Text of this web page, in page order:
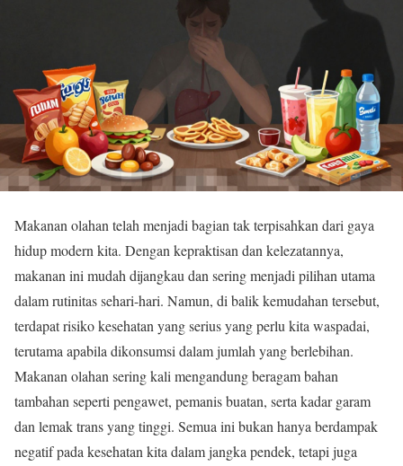
Makanan olahan telah menjadi bagian tak terpisahkan dari gaya
hidup modern kita. Dengan kepraktisan dan kelezatannya,
makanan ini mudah dijangkau dan sering menjadi pilihan utama
dalam rutinitas sehari-hari. Namun, di balik kemudahan tersebut,
terdapat risiko kesehatan yang serius yang perlu kita waspadai,
terutama apabila dikonsumsi dalam jumlah yang berlebihan.
Makanan olahan sering kali mengandung beragam bahan
tambahan seperti pengawet, pemanis buatan, serta kadar garam
dan lemak trans yang tinggi. Semua ini bukan hanya berdampak
negatif pada kesehatan kita dalam jangka pendek, tetapi juga